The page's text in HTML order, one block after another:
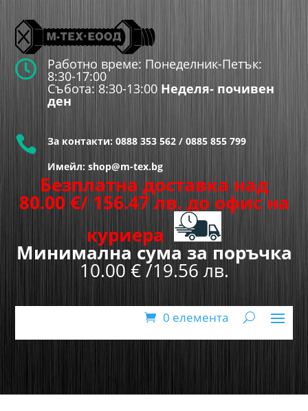
 Работно време: Понеделник-Петък:
8:30-17:00
Събота: 8:30-13:00 Неделя- почивен
ден
 За контакти: 0888 353 562 / 0885 855 799
Имейл: shop@m-tex.bg
Безплатна доставка над
80.00 €/ 156.47 лв. до офис на
куриера
Минимална сума за поръчка
10.00 € /19.56 лв.
0 елемента